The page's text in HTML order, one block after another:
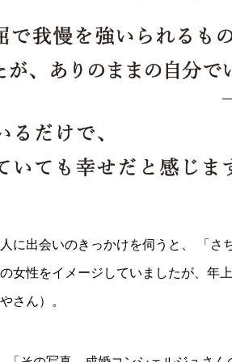
に出会いのきっかけを伺うと、 「さ
女性をイメージしていましたが、年
さん）。